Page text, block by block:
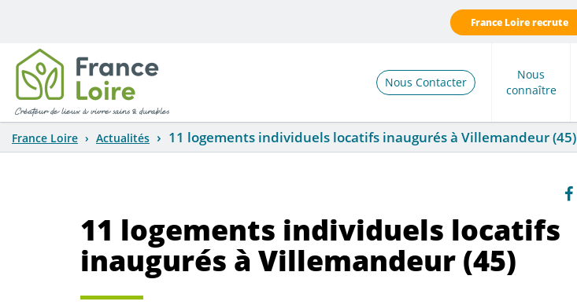
France Loire recrute
Nous Contacter
Nous
connaître
France Loire Actualités 11 logements individuels locatifs inaugurés à Villemandeur (45)
11 logements individuels locatifs
inaugurés à Villemandeur (45)